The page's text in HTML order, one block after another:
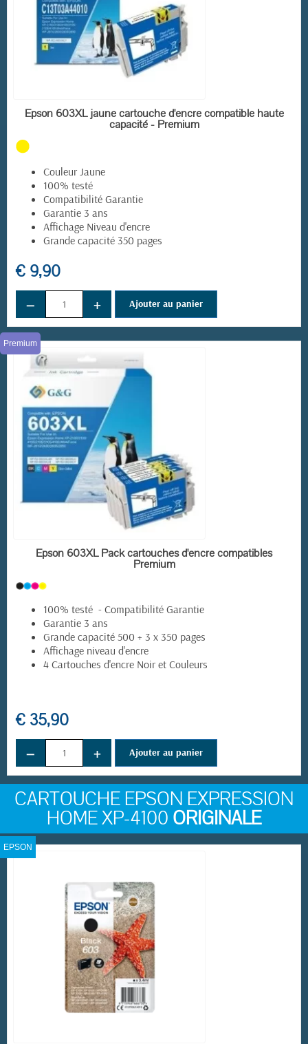
(29 avis)
EN STOCK
Epson 603XL jaune cartouche d'encre compatible haute
capacité - Premium
Couleur Jaune
100% testé
Compatibilité Garantie
Garantie 3 ans
Affichage Niveau d'encre
Grande capacité 350 pages
€ 9,90
− + Ajouter au panier
EN STOCK
Premium
Epson 603XL Pack cartouches d'encre compatibles
Premium
100% testé - Compatibilité Garantie
Garantie 3 ans
Grande capacité 500 + 3 x 350 pages
Affichage niveau d'encre
4 Cartouches d'encre Noir et Couleurs
€ 35,90
− + Ajouter au panier
CARTOUCHE EPSON EXPRESSION
HOME XP-4100 ORIGINALE
EPSON